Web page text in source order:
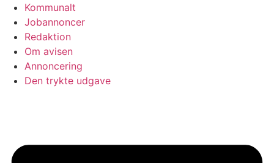
Kommunalt
Jobannoncer
Redaktion
Om avisen
Annoncering
Den trykte udgave